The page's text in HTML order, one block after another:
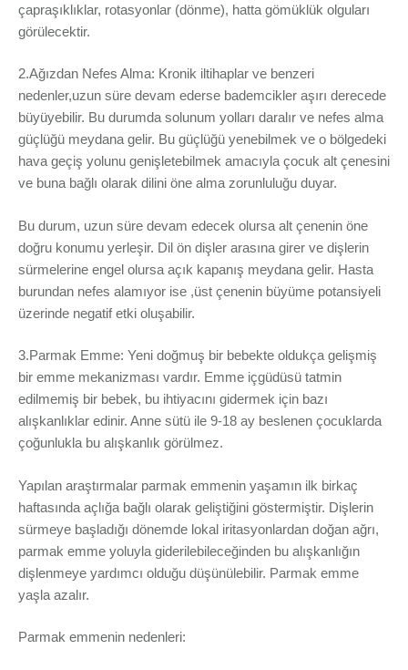
çapraşıklıklar, rotasyonlar (dönme), hatta gömüklük olguları
görülecektir.
2.Ağızdan Nefes Alma: Kronik iltihaplar ve benzeri
nedenler,uzun süre devam ederse bademcikler aşırı derecede
büyüyebilir. Bu durumda solunum yolları daralır ve nefes alma
güçlüğü meydana gelir. Bu güçlüğü yenebilmek ve o bölgedeki
hava geçiş yolunu genişletebilmek amacıyla çocuk alt çenesini
ve buna bağlı olarak dilini öne alma zorunluluğu duyar.
Bu durum, uzun süre devam edecek olursa alt çenenin öne
doğru konumu yerleşir. Dil ön dişler arasına girer ve dişlerin
sürmelerine engel olursa açık kapanış meydana gelir. Hasta
burundan nefes alamıyor ise ,üst çenenin büyüme potansiyeli
üzerinde negatif etki oluşabilir.
3.Parmak Emme: Yeni doğmuş bir bebekte oldukça gelişmiş
bir emme mekanizması vardır. Emme içgüdüsü tatmin
edilmemiş bir bebek, bu ihtiyacını gidermek için bazı
alışkanlıklar edinir. Anne sütü ile 9-18 ay beslenen çocuklarda
çoğunlukla bu alışkanlık görülmez.
Yapılan araştırmalar parmak emmenin yaşamın ilk birkaç
haftasında açlığa bağlı olarak geliştiğini göstermiştir. Dişlerin
sürmeye başladığı dönemde lokal iritasyonlardan doğan ağrı,
parmak emme yoluyla giderilebileceğinden bu alışkanlığın
dişlenmeye yardımcı olduğu düşünülebilir. Parmak emme
yaşla azalır.
Parmak emmenin nedenleri: